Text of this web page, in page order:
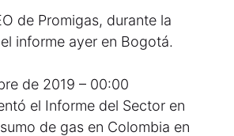
de Promigas, durante la
informe ayer en Bogotá.
de 2019 – 00:00
el Informe del Sector en
de gas en Colombia en